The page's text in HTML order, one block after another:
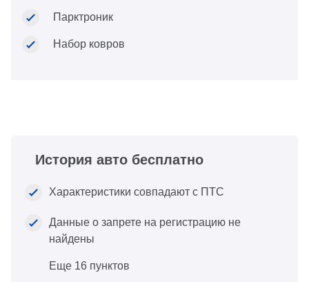
Парктроник
Набор ковров
История авто бесплатно
Характеристики совпадают с ПТС
Данные о запрете на регистрацию не
найдены
Еще 16 пунктов